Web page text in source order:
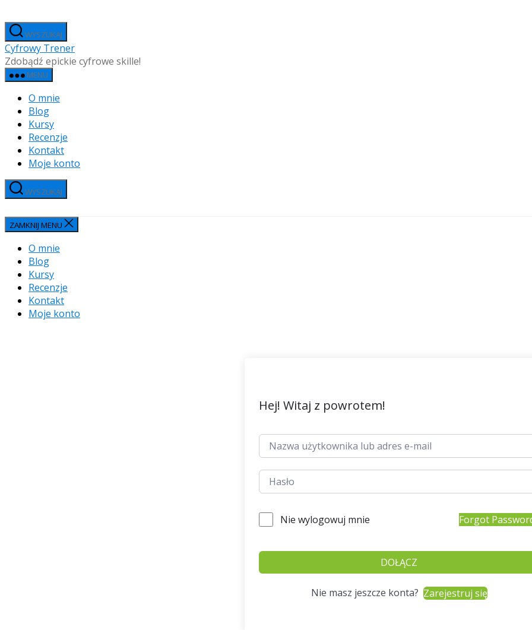
do
treściWYSZUKAJ
Cyfrowy Trener
Zdobądź epickie cyfrowe skille!
MENU
O mnie
Blog
Kursy
Recenzje
Kontakt
Moje konto
WYSZUKAJ
ZAMKNIJ MENU
O mnie
Blog
Kursy
Recenzje
Kontakt
Moje konto
Hej! Witaj z powrotem!
Nie wylogowuj mnie Forgot
DOŁĄCZ
Nie masz jeszcze konta? Zarejestruj się